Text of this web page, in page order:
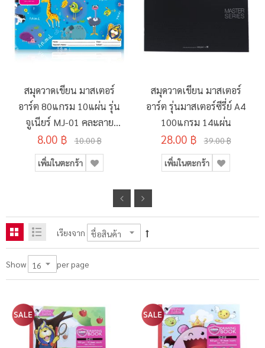
สมุดวาดเขียน มาสเตอร์
อาร์ต 80แกรม 10แผ่น รุ่น
จูเนียร์ MJ-01 คละลาย
190x260มม.
8.00 ฿ 10.00 ฿
เพิ่มในตะกร้า
สมุดวาดเขียน มาสเตอร์
อาร์ต รุ่นมาสเตอร์ซีรี่ย์ A4
100แกรม 14แผ่น
28.00 ฿ 39.00 ฿
เพิ่มในตะกร้า
เรียงจาก
Show per page